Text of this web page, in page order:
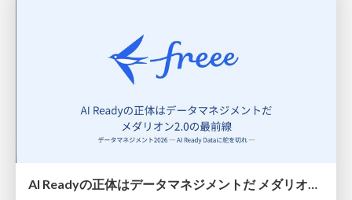
AI Readyの正体はデータマネジメントだ メダリオン2.0の最前線